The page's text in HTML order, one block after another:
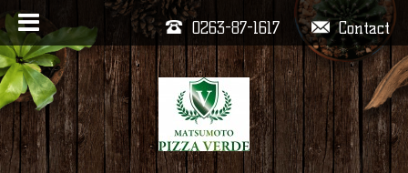
Contact
0263-87-1617